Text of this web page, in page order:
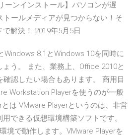
ーンインストール】パソコンが遅
トールメディアが見つからない！そ
解決！ 2019年5月5日
Windows 8.1とWindows 10を同時に
う。 また、業務上、Office 2010と
認したい場合もあります。 商用目
Workstation Playerを使うのが一般
は VMware Playerというのは、非営
できる仮想環境構築ソフトです。
境で動作します。VMware Playerを